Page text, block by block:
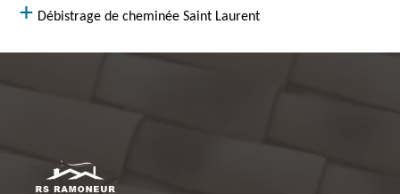
Débistrage de cheminée Saint Laurent